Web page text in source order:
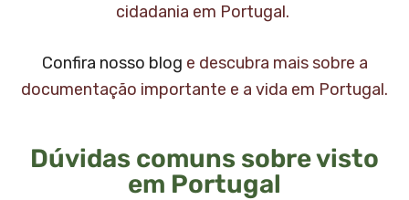
cidadania em Portugal.
Confira nosso blog e descubra mais sobre a
documentação importante e a vida em Portugal.
Dúvidas comuns sobre visto
em Portugal